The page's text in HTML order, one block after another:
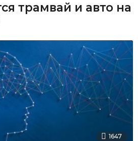
трамвай и авто на
1647